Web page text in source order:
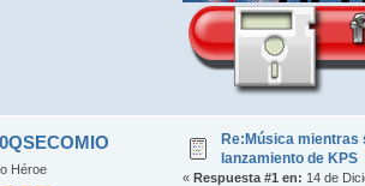
Héroe
Re:Música mientras
lanzamiento de KPS
« Respuesta #1 en: 14 de